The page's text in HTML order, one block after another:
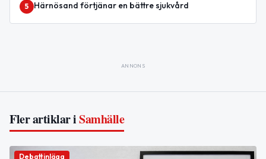
5 Härnösand förtjänar en bättre sjukvård
ANNONS
Fler artiklar iSamhälle
Debattinlägg